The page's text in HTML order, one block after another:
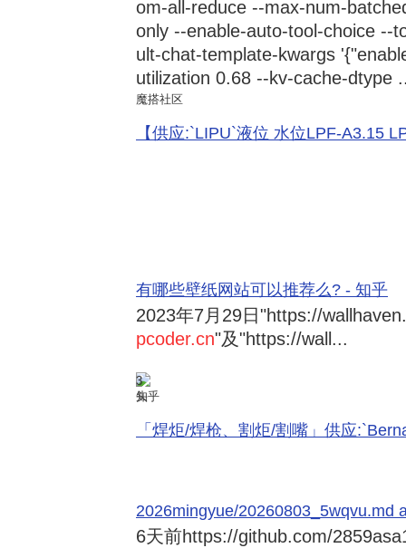
om-all-reduce --max-num-
only --enable-auto-tool-choice --
ult-chat-template-kwargs
utilization 0.68 --kv-cache-dtype
魔搭社区
【供应:`LIPU`液位 水位LPF-A3.15
有哪些壁纸网站可以推荐么? - 知乎
2023年7月29日 "https://
pcoder.cn"及"https://wall...
3
知乎
「焊炬/焊枪、割炬/割嘴」供应
2026mingyue/20260803_5wqvu.md
6天前https://github.com/